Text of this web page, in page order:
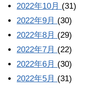
2022年10月 (31)
2022年9月 (30)
2022年8月 (29)
2022年7月 (22)
2022年6月 (30)
2022年5月 (31)